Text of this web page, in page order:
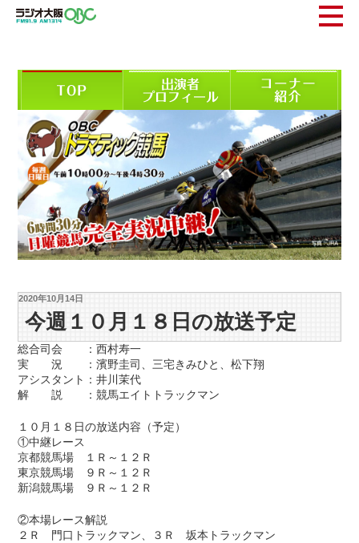
2020年10月14日
今週１０月１８日の放送予定
総合司会 ：西村寿一
実 況 ：濱野圭司、三宅きみひと、松下翔
アシスタント：井川茉代
解 説 ：競馬エイトトラックマン
１０月１８日の放送内容（予定）
①中継レース
京都競馬場 １Ｒ～１２Ｒ
東京競馬場 ９Ｒ～１２Ｒ
新潟競馬場 ９Ｒ～１２Ｒ
②本場レース解説
２Ｒ 門口トラックマン、３Ｒ 坂本トラックマン